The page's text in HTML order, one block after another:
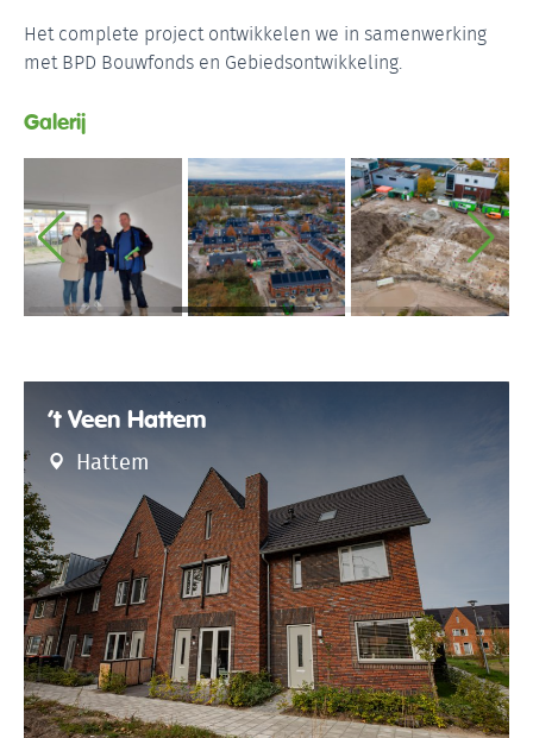
Het complete project ontwikkelen we in samenwerking
met BPD Bouwfonds en Gebiedsontwikkeling.
Galerij
’t Veen Hattem
Hattem